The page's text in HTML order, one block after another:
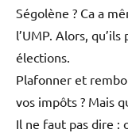
Ségolène ? Ca a
l’UMP. Alors,
élections.
Plafonner et
vos impôts ? Mais
Il ne faut pas dire :